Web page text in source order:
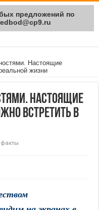
Настоящие
жизни
Настоящие
встретить в
предложений по